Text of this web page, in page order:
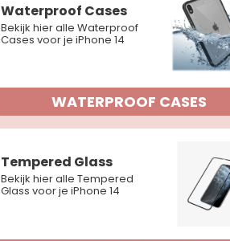
Waterproof Cases
Bekijk hier alle Waterproof
Cases voor je iPhone 14
WATERPROOF CASES
Tempered Glass
Bekijk hier alle Tempered
Glass voor je iPhone 14